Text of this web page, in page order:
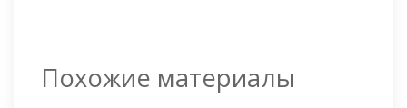
Похожие материалы